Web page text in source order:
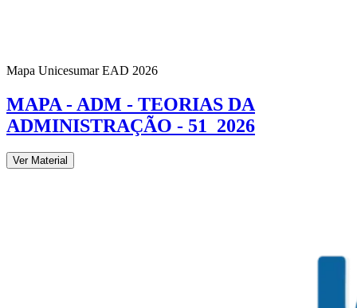
Mapa Unicesumar EAD 2026
MAPA - ADM - TEORIAS DA
ADMINISTRAÇÃO - 51_2026
Ver Material